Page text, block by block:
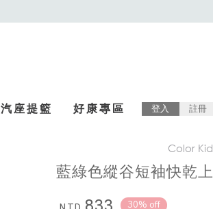
汽座提籃 好康專區 登入 註冊
Color
藍綠色縱谷短袖快乾
30% off